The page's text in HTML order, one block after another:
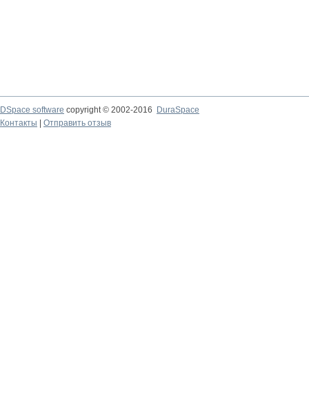
DSpace software copyright © 2002-2016
DuraSpace
Контакты
Отправить отзыв